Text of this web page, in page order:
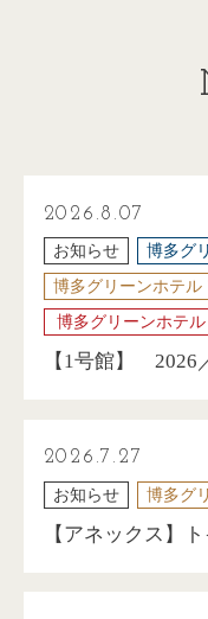
2026.8.07
お知らせ
博多グ
博多グリーンホテル
博多グリーンホテ
【1号館】 2026
2026.7.27
お知らせ 博多グ
【アネックス】